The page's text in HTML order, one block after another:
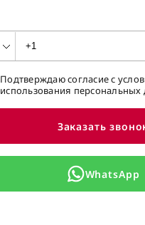
Подтверждаю согласие с
использования
Заказать
WhatsApp